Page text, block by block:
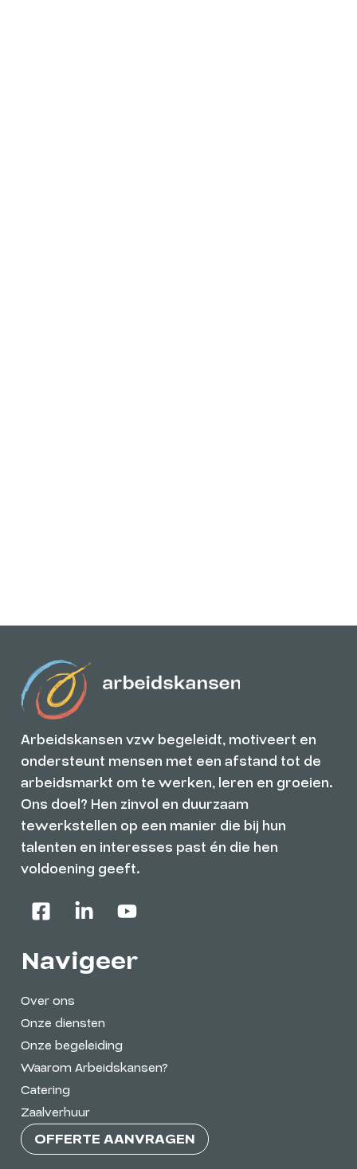
Arbeidskansen vzw begeleidt, motiveert en
ondersteunt mensen met een afstand tot de
arbeidsmarkt om te werken, leren en groeien.
Ons doel? Hen zinvol en duurzaam
tewerkstellen op een manier die bij hun
talenten en interesses past én die hen
voldoening geeft.
Navigeer
Over ons
Onze diensten
Onze begeleiding
Waarom Arbeidskansen?
Catering
Zaalverhuur
OFFERTE AANVRAGEN